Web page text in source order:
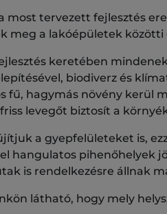
most tervezett fejlesztés
meg a lakóépületek
keretében
biodiverz és
fű, hagymás növény kerül
levegőt biztosít a
a gyepfelületeket is,
hangulatos pihenőhelyek
is rendelkezésre állnak
látható, hogy mely